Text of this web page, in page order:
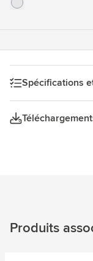
vin blanc. Une
Spécifications
Produits